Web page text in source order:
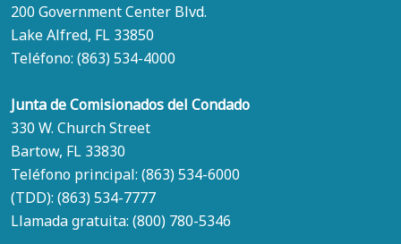
200 Government Center Blvd.
Lake Alfred, FL 33850
Teléfono: (863) 534-4000
Junta de Comisionados del Condado
330 W. Church Street
Bartow, FL 33830
Teléfono principal: (863) 534-6000
(TDD): (863) 534-7777
Llamada gratuita: (800) 780-5346